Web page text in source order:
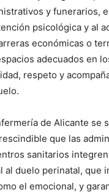
y funerarios,
psicológica y al
económicas o
adecuados en
respeto y
de Alicante se
que las
sanitarios
al duelo perinatal, que
el emocional, y